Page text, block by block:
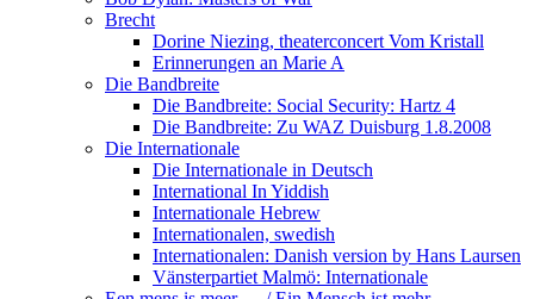
Brecht
Dorine Niezing, theaterconcert Vom Kristall
Erinnerungen an Marie A
Die Bandbreite
Die Bandbreite: Social Security: Hartz 4
Die Bandbreite: Zu WAZ Duisburg 1.8.2008
Die Internationale
Die Internationale in Deutsch
International In Yiddish
Internationale Hebrew
Internationalen, swedish
Internationalen: Danish version by Hans Laursen
Vänsterpartiet Malmö: Internationale